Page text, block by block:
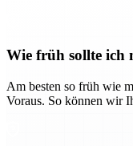
Wie früh sollte ich
Am besten so früh wie
Voraus. So können wir